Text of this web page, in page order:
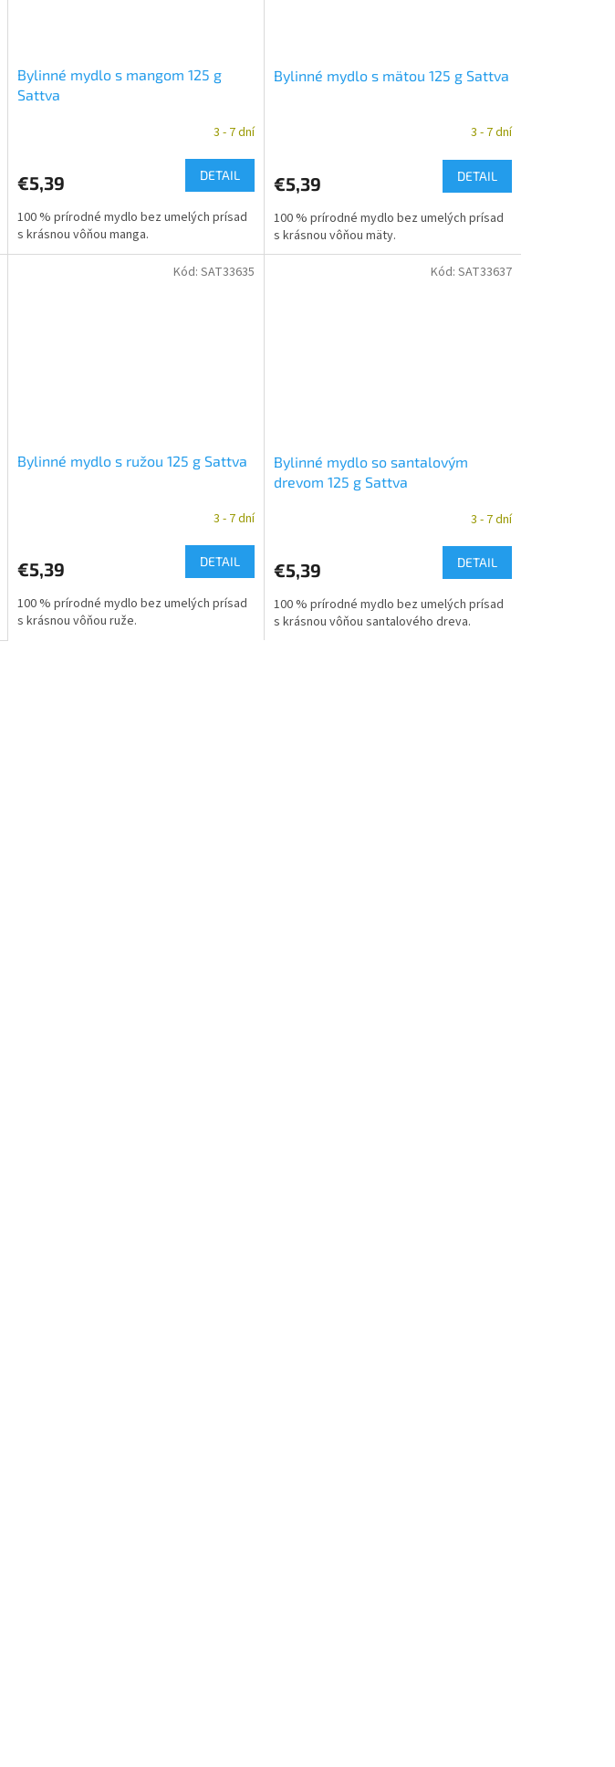
Bylinné mydlo s mangom 125 g
Sattva
3 - 7 dní
€5,39 DETAIL
100 % prírodné mydlo bez umelých prísad
s krásnou vôňou manga.
Bylinné mydlo s mätou 125 g Sattva
3 - 7 dní
€5,39 DETAIL
100 % prírodné mydlo bez umelých prísad
s krásnou vôňou mäty.
Bylinné mydlo s ružou 125 g Sattva
3 - 7 dní
€5,39 DETAIL
100 % prírodné mydlo bez umelých prísad
s krásnou vôňou ruže.
Kód: SAT33635
Bylinné mydlo so santalovým
drevom 125 g Sattva
3 - 7 dní
€5,39 DETAIL
100 % prírodné mydlo bez umelých prísad
s krásnou vôňou santalového dreva.
Kód: SAT33637